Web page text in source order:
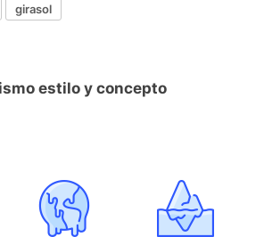
girasol
estilo y concepto